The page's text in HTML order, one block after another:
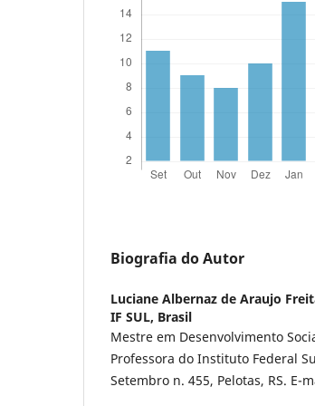
Biografia do Autor
Luciane Albernaz de Araujo
IF SUL, Brasil
Mestre em Desenvolvimento
Professora do Instituto Federal
Setembro n. 455, Pelotas, RS. E-